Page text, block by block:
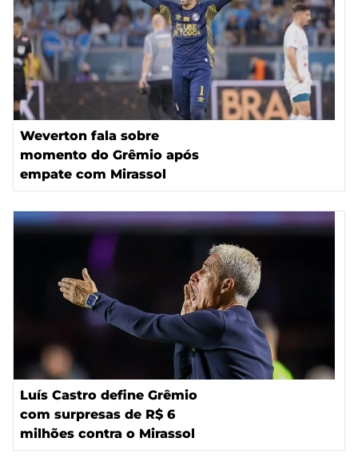
Weverton fala sobre
momento do Grêmio após
empate com Mirassol
Luís Castro define Grêmio
com surpresas de R$ 6
milhões contra o Mirassol